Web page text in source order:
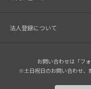
法人登録について
お問い合わせは「フ
※土日祝日のお問い合わせ、